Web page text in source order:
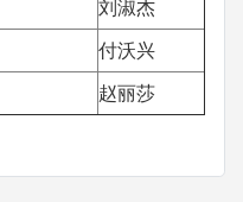
刘淑杰
付沃兴
赵丽莎